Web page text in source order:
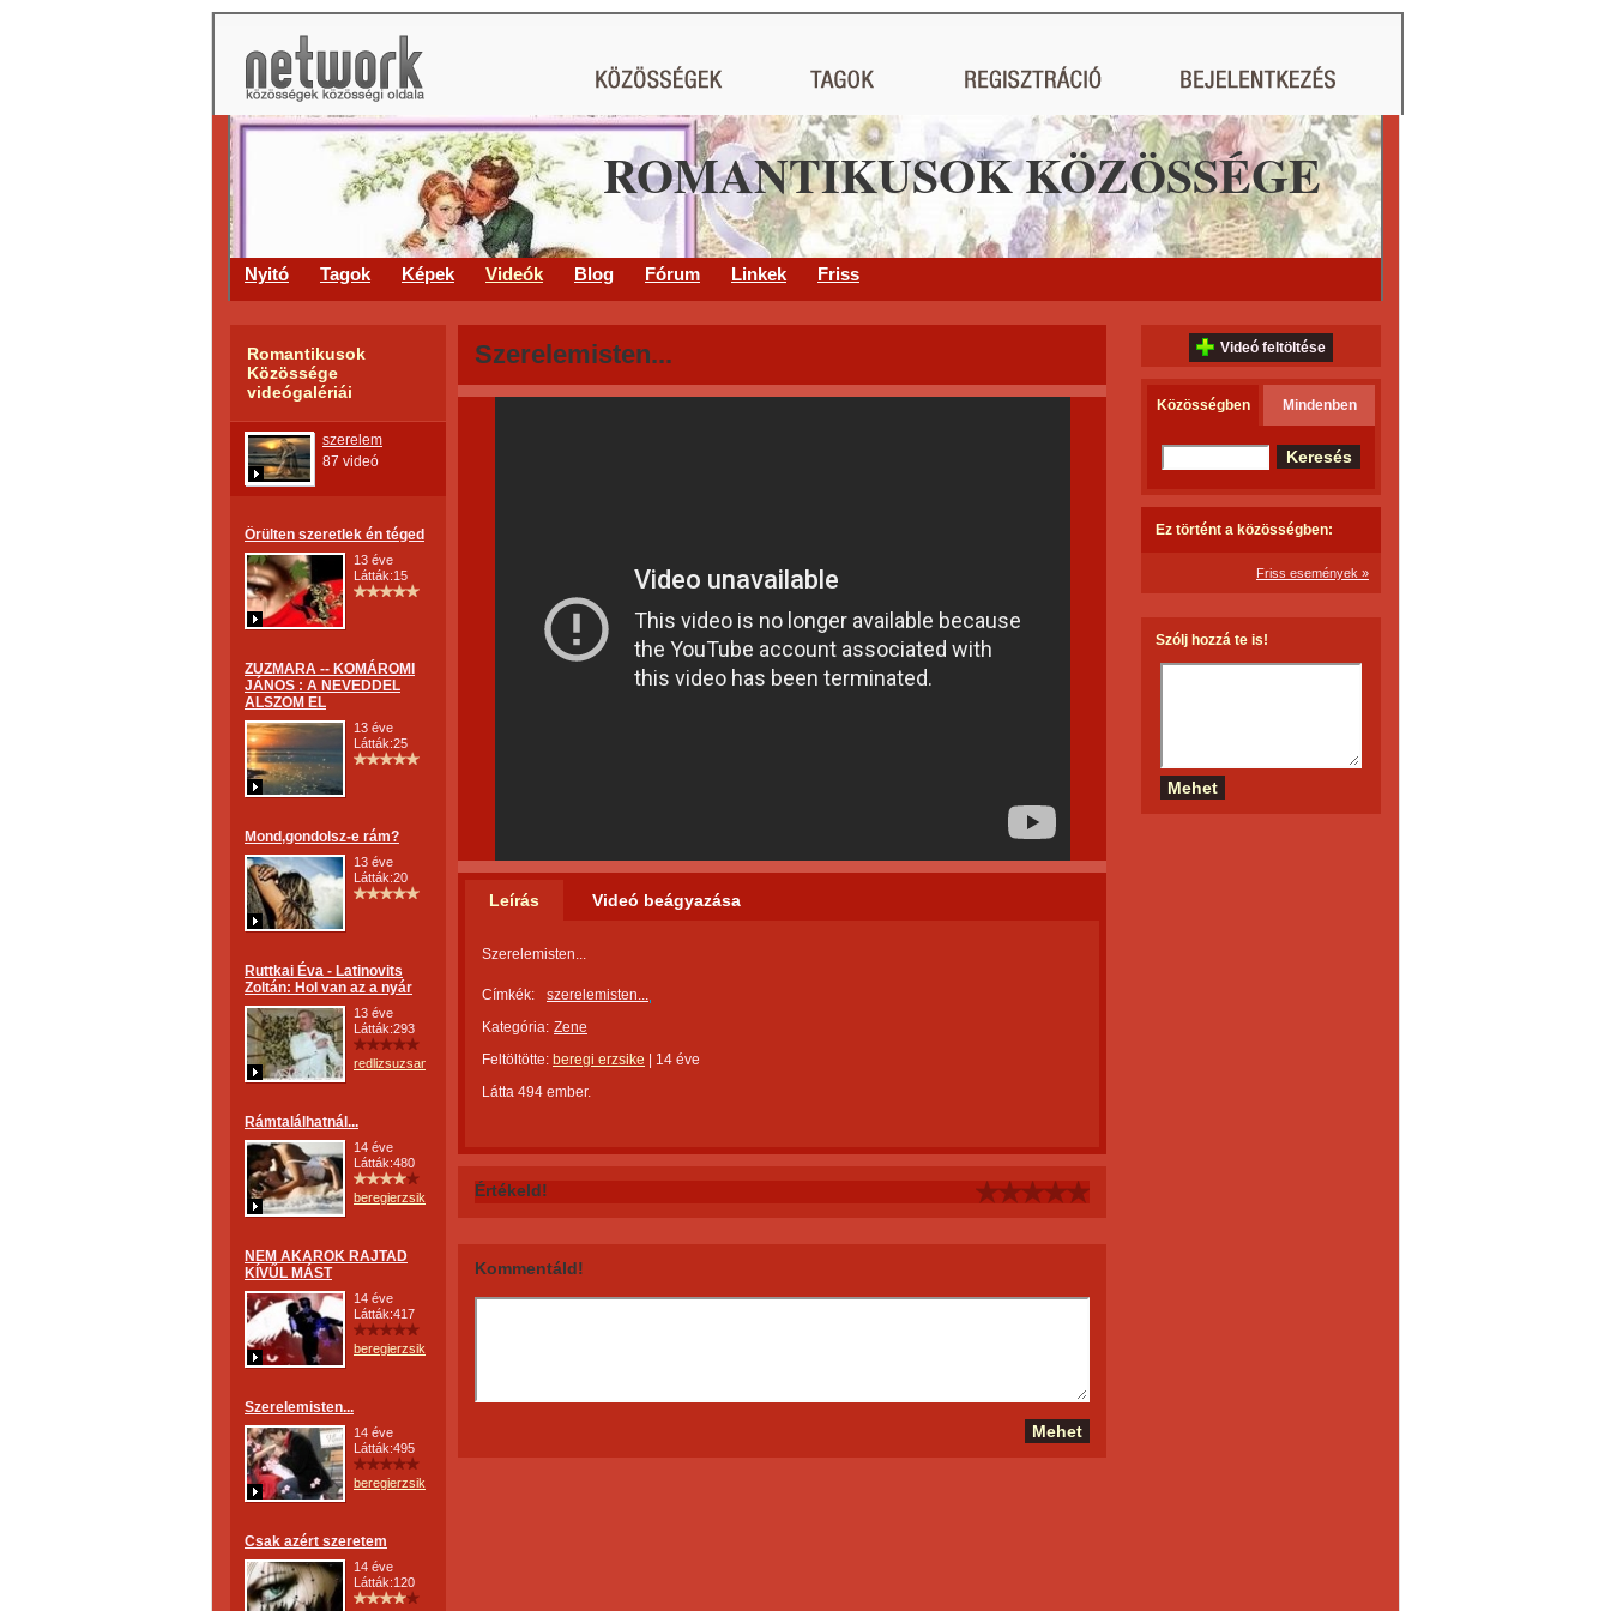
ROMANTIKUSOK KÖZÖSSÉGE
Nyitó Tagok Képek Videók Blog Fórum Linkek Friss
Romantikusok
Közössége
videógalériái
szerelem
87 videó
Örülten szeretlek én téged
13 éve
Látták:15
ZUZMARA -- KOMÁROMI
JÁNOS : A NEVEDDEL
ALSZOM EL
13 éve
Látták:25
Mond,gondolsz-e rám?
13 éve
Látták:20
Ruttkai Éva - Latinovits
Zoltán: Hol van az a nyár
13 éve
Látták:293
redlizsuzsanna
Rámtalálhatnál...
14 éve
Látták:480
beregierzsike
NEM AKAROK RAJTAD
KÍVŰL MÁST
14 éve
Látták:417
beregierzsike
Szerelemisten...
14 éve
Látták:495
beregierzsike
Csak azért szeretem
14 éve
Látták:120
Szerelemisten...
Leírás Videó beágyazása
Szerelemisten...
Címkék:
szerelemisten...
Kategória: Zene
Feltöltötte: beregi erzsike
14 éve
Látta 494 ember.
Értékeld!
Kommentáld!
Videó feltöltése
Közösségben Mindenben
Ez történt a közösségben:
Friss események »
Szólj hozzá te is!